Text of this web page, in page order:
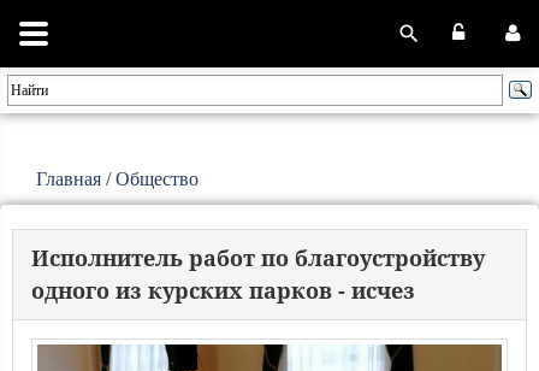
Главная /Общество
Исполнитель работ по благоустройству
одного из курских парков - исчез